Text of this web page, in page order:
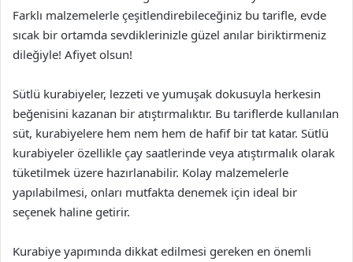
Farklı malzemelerle çeşitlendirebileceğiniz bu tarifle, evde
sıcak bir ortamda sevdiklerinizle güzel anılar biriktirmeniz
dileğiyle! Afiyet olsun!
Sütlü kurabiyeler, lezzeti ve yumuşak dokusuyla herkesin
beğenisini kazanan bir atıştırmalıktır. Bu tariflerde kullanılan
süt, kurabiyelere hem nem hem de hafif bir tat katar. Sütlü
kurabiyeler özellikle çay saatlerinde veya atıştırmalık olarak
tüketilmek üzere hazırlanabilir. Kolay malzemelerle
yapılabilmesi, onları mutfakta denemek için ideal bir
seçenek haline getirir.
Kurabiye yapımında dikkat edilmesi gereken en önemli